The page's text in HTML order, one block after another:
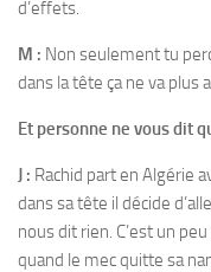
d’effets.
M : Non seulement tu
dans la tête ça ne va plus
Et personne ne vous dit
J : Rachid part en Algérie
dans sa tête il décide
nous dit rien. C’est un
quand le mec quitte sa